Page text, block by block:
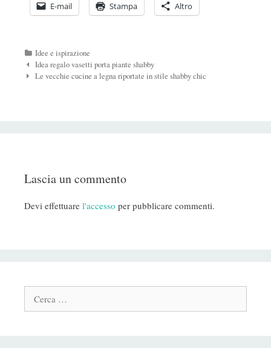
E-mail Stampa Altro
Categorie
Idee e ispirazione
Navigazione
Post
Idea regalo vasetti porta piante shabby
Le vecchie cucine a legna riportate in stile shabby chic
Lascia un commento
Devi effettuare l'accesso per pubblicare commenti.
Cerca: